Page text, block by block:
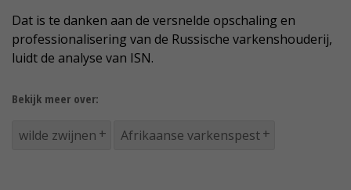
Dat is te danken aan de versnelde opschaling en
professionalisering van de Russische varkenshouderij,
luidt de analyse van ISN.
Bekijk meer over:
wilde zwijnen Afrikaanse varkenspest